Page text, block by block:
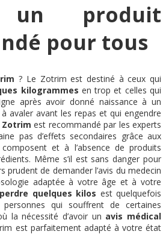
un produit
pour tous
? Le Zotrim est destiné à ceux qui
kilogrammes en trop et celles qui
après avoir donné naissance à un
à avaler avant les repas et qui engendre
Zotrim est recommandé par les experts
pas d’effets secondaires grâce aux
et à l’absence de produits
Même s’il est sans danger pour
de demander l’avis du medecin
adaptée à votre âge et à votre
perdre quelques kilos est quelquefois
qui souffrent de certaines
la nécessité d’avoir un avis médical
est parfaitement adapté à votre état